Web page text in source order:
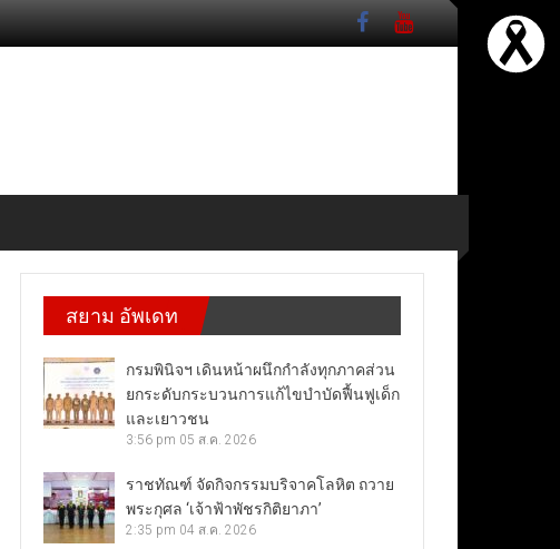
สยาม อัพเดท
กรมพินิจฯ เดินหน้าผนึกกำลังทุกภาคส่วน
ยกระดับกระบวนการแก้ไขบำบัดฟื้นฟูเด็ก
และเยาวชน
3:56 pm 05 ส.ค. 2026
ราชทัณฑ์ จัดกิจกรรมบริจาคโลหิต ถวาย
พระกุศล ‘เจ้าฟ้าพัชรกิติยาภา’
2:35 pm 04 ส.ค. 2026